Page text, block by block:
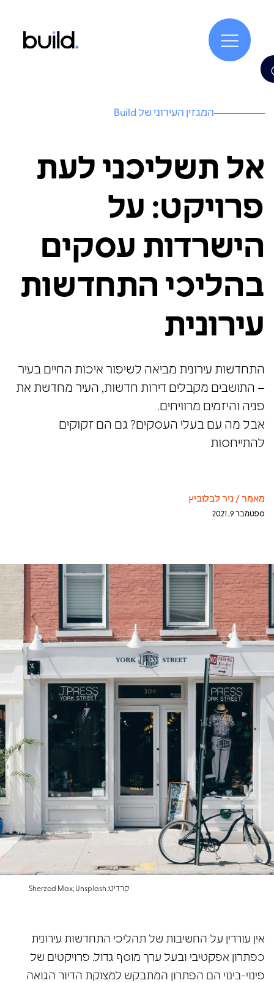
המגזין העירוני של Build
אל תשליכני לעת
פרויקט: על
הישרדות עסקים
בהליכי התחדשות
עירונית
התחדשות עירונית מביאה לשיפור איכות החיים בעיר
– התושבים מקבלים דירות חדשות, העיר מחדשת את
פניה והיזמים מרוויחים.
אבל מה עם בעלי העסקים? גם הם זקוקים
להתייחסות
מאמר / ניר לבלוביץ
ספטמבר 9, 2021
קרדיט: Sherzod Max; Unsplash
אין עוררין על החשיבות של תהליכי התחדשות עירונית
כפתרון אפקטיבי ובעל ערך מוסף גדול. פרויקטים של
פינוי-בינוי הם הפתרון המתבקש למצוקת הדיור הגואה